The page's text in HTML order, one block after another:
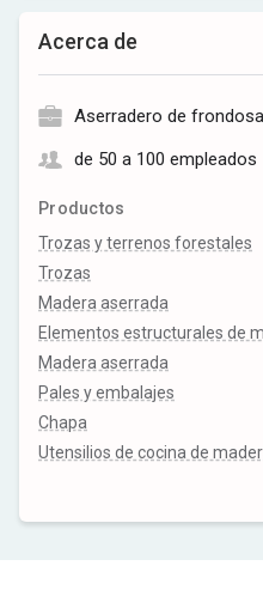
Acerca de
Aserradero de
de 50 a 100 empleados
Productos
Trozas y terrenos forestales
Trozas
Madera aserrada
Elementos estructurales de
Madera aserrada
Pales y embalajes
Chapa
Utensilios de cocina de